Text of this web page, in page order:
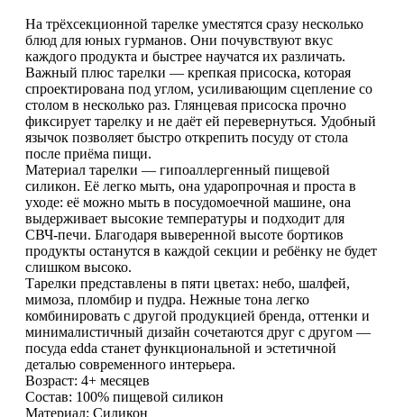
На трёхсекционной тарелке уместятся сразу несколько
блюд для юных гурманов. Они почувствуют вкус
каждого продукта и быстрее научатся их различать.
Важный плюс тарелки — крепкая присоска, которая
спроектирована под углом, усиливающим сцепление со
столом в несколько раз. Глянцевая присоска прочно
фиксирует тарелку и не даёт ей перевернуться. Удобный
язычок позволяет быстро открепить посуду от стола
после приёма пищи.
Материал тарелки — гипоаллергенный пищевой
силикон. Её легко мыть, она ударопрочная и проста в
уходе: её можно мыть в посудомоечной машине, она
выдерживает высокие температуры и подходит для
СВЧ-печи. Благодаря выверенной высоте бортиков
продукты останутся в каждой секции и ребёнку не будет
слишком высоко.
Тарелки представлены в пяти цветах: небо, шалфей,
мимоза, пломбир и пудра. Нежные тона легко
комбинировать с другой продукцией бренда, оттенки и
минималистичный дизайн сочетаются друг с другом —
посуда edda станет функциональной и эстетичной
деталью современного интерьера.
Возраст: 4+ месяцев
Состав: 100% пищевой силикон
Материал: Силикон